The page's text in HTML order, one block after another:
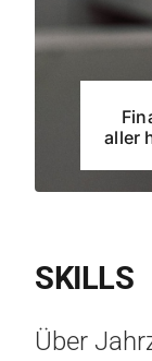
SKILLS
Über
aller